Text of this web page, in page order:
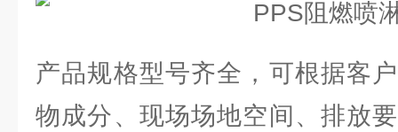
产品规格型号齐全，可根据客
物成分、现场场地空间、排放